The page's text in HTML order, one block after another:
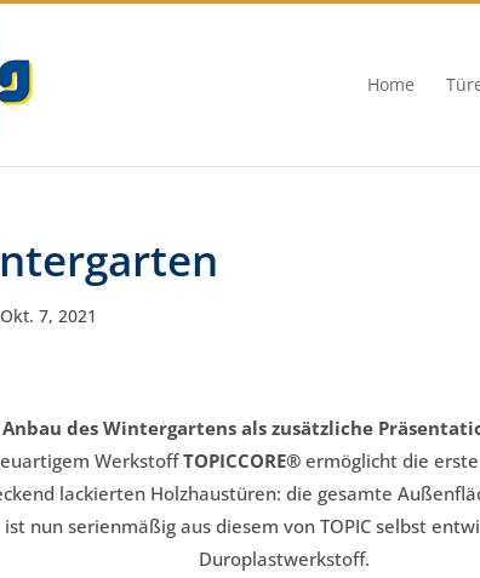
Home
Okt. 7, 2021
Anbau des Wintergartens als zusätzliche
WerkstoffTOPICCORE® ermöglicht die
lackierten Holzhaustüren: die gesamte
nun serienmäßig aus diesem von TOPIC selbst
Duroplastwerkstoff.